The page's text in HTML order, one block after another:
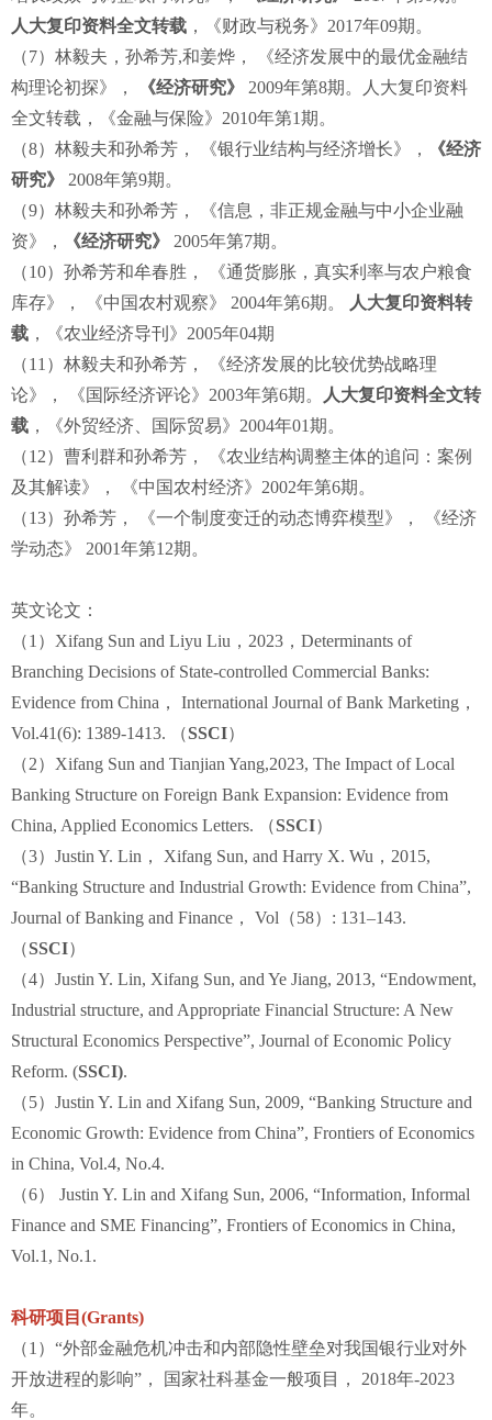
人大复印资料全文转载 ，《财政与税务》2017年09期。
（7）林毅夫，孙希芳,和姜烨， 《经济发展中的最优金融结
构理论初探》，
《经济研究》
2009年第8期。人大复印资料
全文转载，《金融与保险》2010年第1期。
（8）林毅夫和孙希芳， 《银行业结构与经济增长》，
《经济
研究》
2008年第9期。
（9）林毅夫和孙希芳， 《信息，非正规金融与中小企业融
资》，
《经济研究》
2005年第7期。
（10）孙希芳和牟春胜， 《通货膨胀，真实利率与农户粮食
库存》， 《中国农村观察》 2004年第6期。
人大复印资料转
载 ，《农业经济导刊》2005年04期
（11）林毅夫和孙希芳， 《经济发展的比较优势战略理
论》， 《国际经济评论》2003年第6期。
人大复印资料全文转
载 ，《外贸经济、国际贸易》2004年01期。
（12）曹利群和孙希芳， 《农业结构调整主体的追问：案例
及其解读》， 《中国农村经济》2002年第6期。
（13）孙希芳， 《一个制度变迁的动态博弈模型》， 《经济
学动态》 2001年第12期。
英文论文：
（1）Xifang Sun and Liyu Liu，2023，Determinants of
Branching Decisions of State-controlled Commercial Banks:
Evidence from China， International Journal of Bank Marketing，
Vol.41(6): 1389-1413. （SSCI）
（2）Xifang Sun and Tianjian Yang,2023, The Impact of Local
Banking Structure on Foreign Bank Expansion: Evidence from
China, Applied Economics Letters. （SSCI）
（3）Justin Y. Lin， Xifang Sun, and Harry X. Wu，2015,
“Banking Structure and Industrial Growth: Evidence from China”,
Journal of Banking and Finance， Vol（58）: 131–143.
（SSCI）
（4）Justin Y. Lin, Xifang Sun, and Ye Jiang, 2013, “Endowment,
Industrial structure, and Appropriate Financial Structure: A New
Structural Economics Perspective”, Journal of Economic Policy
Reform. (SSCI).
（5）Justin Y. Lin and Xifang Sun, 2009, “Banking Structure and
Economic Growth: Evidence from China”, Frontiers of Economics
in China, Vol.4, No.4.
（6） Justin Y. Lin and Xifang Sun, 2006, “Information, Informal
Finance and SME Financing”, Frontiers of Economics in China,
Vol.1, No.1.
科研项目(Grants)
（1）“外部金融危机冲击和内部隐性壁垒对我国银行业对外
开放进程的影响”， 国家社科基金一般项目， 2018年-2023
年。